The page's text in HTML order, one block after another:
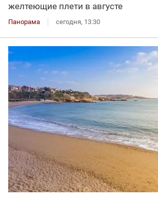
желтеющие плети в августе
Панорама сегодня, 13:30